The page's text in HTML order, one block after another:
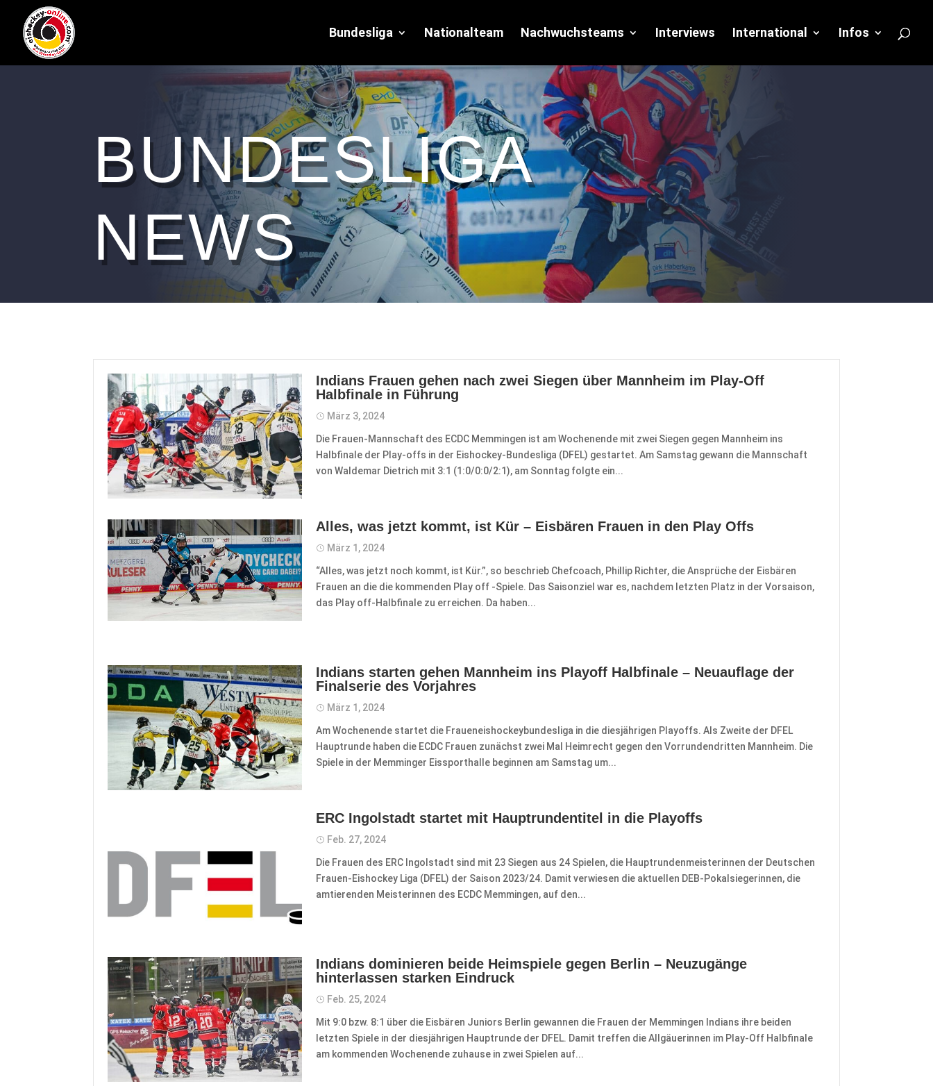
Bundesliga Nationalteam Nachwuchsteams Interviews International Infos
BUNDESLIGA
NEWS
Indians Frauen gehen nach zwei Siegen über Mannheim im Play-Off
Halbfinale in Führung
März 3, 2024
​Die Frauen-Mannschaft des ECDC Memmingen ist am Wochenende mit zwei Siegen gegen Mannheim ins
Halbfinale der Play-offs in der Eishockey-Bundesliga (DFEL) gestartet. Am Samstag gewann die Mannschaft
von Waldemar Dietrich mit 3:1 (1:0/0:0/2:1), am Sonntag folgte ein...
Alles, was jetzt kommt, ist Kür – Eisbären Frauen in den Play Offs
März 1, 2024
​“Alles, was jetzt noch kommt, ist Kür.”, so beschrieb Chefcoach, Phillip Richter, die Ansprüche der Eisbären
Frauen an die die kommenden Play off -Spiele. Das Saisonziel war es, nachdem letzten Platz in der Vorsaison,
das Play off-Halbfinale zu erreichen. Da haben...
Indians starten gehen Mannheim ins Playoff Halbfinale – Neuauflage der
Finalserie des Vorjahres
März 1, 2024
Am Wochenende startet die Fraueneishockeybundesliga in die diesjährigen Playoffs. Als Zweite der DFEL
Hauptrunde haben die ECDC Frauen zunächst zwei Mal Heimrecht gegen den Vorrundendritten Mannheim. Die
Spiele in der Memminger Eissporthalle beginnen am Samstag um...
ERC Ingolstadt startet mit Hauptrundentitel in die Playoffs
Feb. 27, 2024
Die Frauen des ERC Ingolstadt sind mit 23 Siegen aus 24 Spielen, die Hauptrundenmeisterinnen der Deutschen
Frauen-Eishockey Liga (DFEL) der Saison 2023/24. Damit verwiesen die aktuellen DEB-Pokalsiegerinnen, die
amtierenden Meisterinnen des ECDC Memmingen, auf den...
Indians dominieren beide Heimspiele gegen Berlin – Neuzugänge
hinterlassen starken Eindruck
Feb. 25, 2024
Mit 9:0 bzw. 8:1 über die Eisbären Juniors Berlin gewannen die Frauen der Memmingen Indians ihre beiden
letzten Spiele in der diesjährigen Hauptrunde der DFEL. Damit treffen die Allgäuerinnen im Play-Off Halbfinale
am kommenden Wochenende zuhause in zwei Spielen auf...